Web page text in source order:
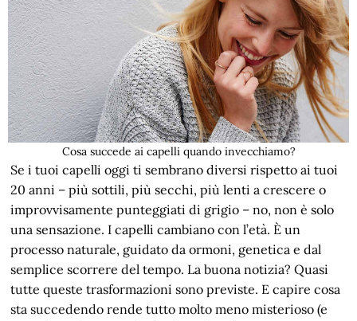
Cosa succede ai capelli quando invecchiamo?
Se i tuoi capelli oggi ti sembrano diversi rispetto ai tuoi
20 anni – più sottili, più secchi, più lenti a crescere o
improvvisamente punteggiati di grigio – no, non è solo
una sensazione. I capelli cambiano con l’età. È un
processo naturale, guidato da ormoni, genetica e dal
semplice scorrere del tempo. La buona notizia? Quasi
tutte queste trasformazioni sono previste. E capire cosa
sta succedendo rende tutto molto meno misterioso (e